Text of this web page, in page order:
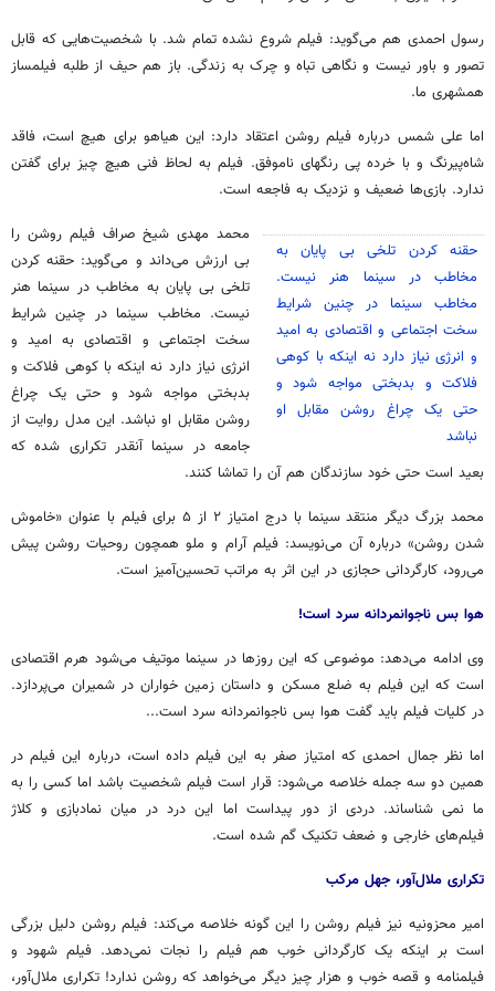
رسول احمدی هم می‌گوید: فیلم شروع نشده تمام شد. با شخصیت‌هایی که قابل
تصور و باور نیست و نگاهی تباه و چرک به زندگی. باز هم حیف از طلبه فیلمساز
همشهری ما.
اما علی شمس درباره فیلم روشن اعتقاد دارد: این هیاهو برای هیچ است، فاقد
شاه‌پیرنگ و با خرده پی رنگهای ناموفق. فیلم به لحاظ فنی هیچ چیز برای گفتن
ندارد. بازی‌ها ضعیف و نزدیک به فاجعه است.
حقنه کردن تلخی بی پایان به
مخاطب در سینما هنر نیست.
مخاطب سینما در چنین شرایط
سخت اجتماعی و اقتصادی به امید
و انرژی نیاز دارد نه اینکه با کوهی
فلاکت و بدبختی مواجه شود و
حتی یک چراغ روشن مقابل او
نباشد
محمد مهدی شیخ صراف فیلم روشن را
بی ارزش می‌داند و می‌گوید: حقنهکردن
تلخی بی پایان به مخاطب در سینما هنر
نیست. مخاطب سینما در چنین شرایط
سخت اجتماعی و اقتصادی به امید و
انرژی نیاز دارد نه اینکه با کوهی فلاکت و
بدبختی مواجه شود و حتی یک چراغ
روشن مقابل او نباشد. این مدل روایت از
جامعه در سینما آنقدر تکراری شده که
بعید است حتی خود سازندگان هم آن را تماشا کنند.
محمد بزرگ دیگر منتقد سینما با درج امتیاز ۲ از ۵ برای فیلم با عنوان «خاموش
شدن روشن» درباره آن می‌نویسد: فیلم آرام و ملوهمچون روحیات روشن پیش
می‌رود، کارگردانی حجازی در این اثر به مراتب تحسین‌آمیز است.
هوا بس ناجوانمردانه سرد است!
وی ادامه می‌دهد: موضوعی که این روزها در سینما موتیف می‌شود هرم اقتصادی
است که این فیلم به ضلع مسکن و داستان زمین خواران در شمیران می‌پردازد.
در کلیات فیلم باید گفت هوا بس ناجوانمردانه سرد است...
اما نظر جمال احمدی که امتیاز صفر به این فیلم داده است، درباره این فیلم در
همین دو سه جمله خلاصه می‌شود: قرار است فیلم شخصیت باشد اما کسی را به
ما نمی شناساند. دردی از دور پیداست اما این درد در میان نمادبازیو کلاژ
فیلم‌های خارجی و ضعف تکنیک گم شده است.
تکراری ملال‌آور، جهل مرکب
امیر محزونیه نیز فیلم روشن را این گونه خلاصه می‌کند: فیلم روشن دلیل بزرگی
است بر اینکه یک کارگردانی خوب هم فیلم را نجات نمی‌دهد. فیلم شهود و
فیلمنامه و قصه خوب و هزار چیز دیگر می‌خواهد که روشن ندارد! تکراری ملال‌آور،